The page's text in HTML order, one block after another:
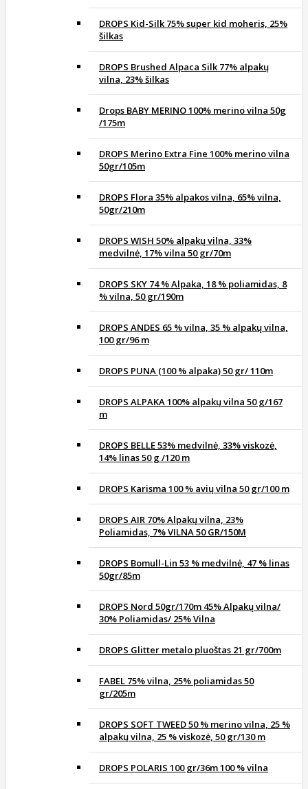
DROPS Kid-Silk 75% super kid moheris, 25%
šilkas
DROPS Brushed Alpaca Silk 77% alpakų
vilna, 23% šilkas
Drops BABY MERINO 100% merino vilna 50g
/175m
DROPS Merino Extra Fine 100% merino vilna
50gr/105m
DROPS Flora 35% alpakos vilna, 65% vilna,
50gr/210m
DROPS WISH 50% alpakų vilna, 33%
medvilnė, 17% vilna 50 gr/70m
DROPS SKY 74 % Alpaka, 18 % poliamidas, 8
% vilna, 50 gr/190m
DROPS ANDES 65 % vilna, 35 % alpakų vilna,
100 gr/96 m
DROPS PUNA (100 % alpaka) 50 gr/ 110m
DROPS ALPAKA 100% alpakų vilna 50 g/167
m
DROPS BELLE 53% medvilnė, 33% viskozė,
14% linas 50 g /120 m
DROPS Karisma 100 % avių vilna 50 gr/100 m
DROPS AIR 70% Alpakų vilna, 23%
Poliamidas, 7% VILNA 50 GR/150M
DROPS Bomull-Lin 53 % medvilnė, 47 % linas
50gr/85m
DROPS Nord 50gr/170m 45% Alpakų vilna/
30% Poliamidas/ 25% Vilna
DROPS Glitter metalo pluoštas 21 gr/700m
FABEL 75% vilna, 25% poliamidas 50
gr/205m
DROPS SOFT TWEED 50 % merino vilna, 25 %
alpakų vilna, 25 % viskozė, 50 gr/130 m
DROPS POLARIS 100 gr/36m 100 % vilna